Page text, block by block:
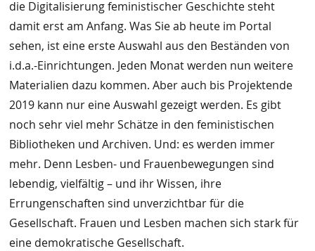
die Digitalisierung feministischer Geschichte steht
damit erst am Anfang. Was Sie ab heute im Portal
sehen, ist eine erste Auswahl aus den Beständen von
i.d.a.-Einrichtungen. Jeden Monat werden nun weitere
Materialien dazu kommen. Aber auch bis Projektende
2019 kann nur eine Auswahl gezeigt werden. Es gibt
noch sehr viel mehr Schätze in den feministischen
Bibliotheken und Archiven. Und: es werden immer
mehr. Denn Lesben- und Frauenbewegungen sind
lebendig, vielfältig – und ihr Wissen, ihre
Errungenschaften sind unverzichtbar für die
Gesellschaft. Frauen und Lesben machen sich stark für
eine demokratische Gesellschaft.